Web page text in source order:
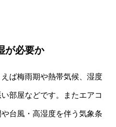
が必要か
ば梅雨期や熱帯気候、湿度
部屋などです。またエアコ
台風・高湿度を伴う気象条